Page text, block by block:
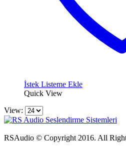
İstek Listeme Ekle
Quick View
View:
RSAudio © Copyright 2016. All